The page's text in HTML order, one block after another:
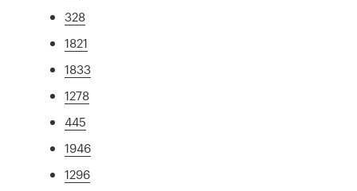
328
1821
1833
1278
445
1946
1296